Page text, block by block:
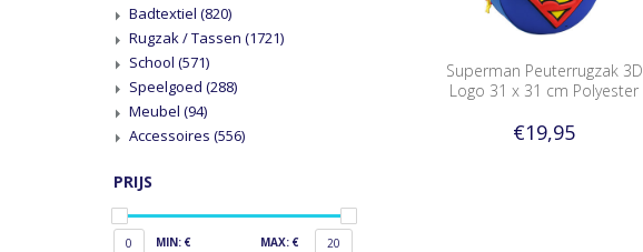
Badtextiel (820)
Rugzak / Tassen (1721)
School (571)
Speelgoed (288)
Meubel (94)
Accessoires (556)
PRIJS
0 MIN: € MAX: € 20
Superman Peuterrugzak 3D
Logo 31 x 31 cm Polyester
€19,95